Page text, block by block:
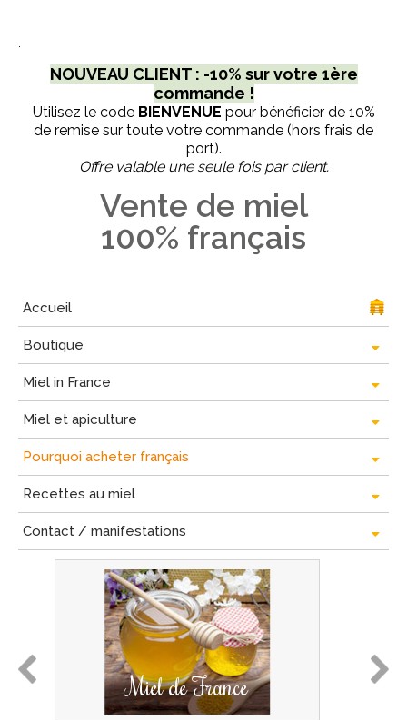
NOUVEAU CLIENT : -10% sur votre 1ère
commande !
Utilisez le code BIENVENUE pour bénéficier de 10%
de remise sur toute votre commande (hors frais de
port).
Offre valable une seule fois par client.
Vente de miel
100% français
Accueil
Boutique
Miel in France
Miel et apiculture
Pourquoi acheter français
Recettes au miel
Contact / manifestations
Miel de France